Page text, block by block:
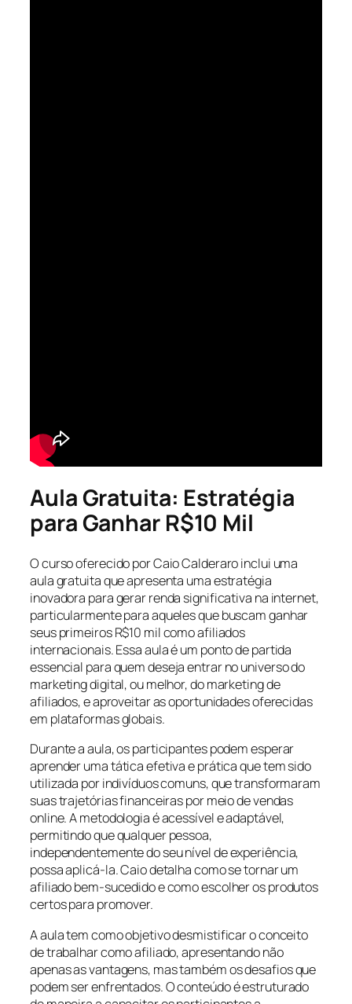
Aula Gratuita: Estratégia
para Ganhar R$10 Mil
O curso oferecido por Caio Calderaro inclui uma
aula gratuita que apresenta uma estratégia
inovadora para gerar renda significativa na internet,
particularmente para aqueles que buscam ganhar
seus primeiros R$10 mil como afiliados
internacionais. Essa aula é um ponto de partida
essencial para quem deseja entrar no universo do
marketing digital, ou melhor, do marketing de
afiliados, e aproveitar as oportunidades oferecidas
em plataformas globais.
Durante a aula, os participantes podem esperar
aprender uma tática efetiva e prática que tem sido
utilizada por indivíduos comuns, que transformaram
suas trajetórias financeiras por meio de vendas
online. A metodologia é acessível e adaptável,
permitindo que qualquer pessoa,
independentemente do seu nível de experiência,
possa aplicá-la. Caio detalha como se tornar um
afiliado bem-sucedido e como escolher os produtos
certos para promover.
A aula tem como objetivo desmistificar o conceito
de trabalhar como afiliado, apresentando não
apenas as vantagens, mas também os desafios que
podem ser enfrentados. O conteúdo é estruturado